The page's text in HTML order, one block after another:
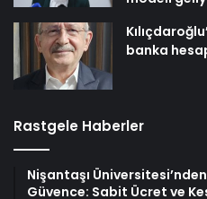
banka
Rastgele Haberler
Nişantaşı
Güvence: Sabit Ücret ve